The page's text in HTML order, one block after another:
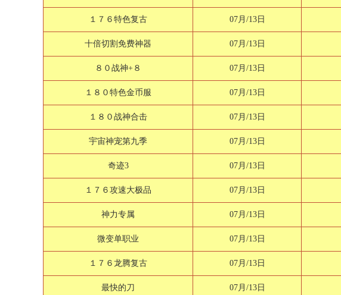
１７６特色复古 07月/13日
十倍切割免费神器 07月/13日
８０战神+８ 07月/13日
１８０特色金币服 07月/13日
１８０战神合击 07月/13日
宇宙神宠第九季 07月/13日
奇迹3 07月/13日
１７６攻速大极品 07月/13日
神力专属 07月/13日
微变单职业 07月/13日
１７６龙腾复古 07月/13日
最快的刀 07月/13日